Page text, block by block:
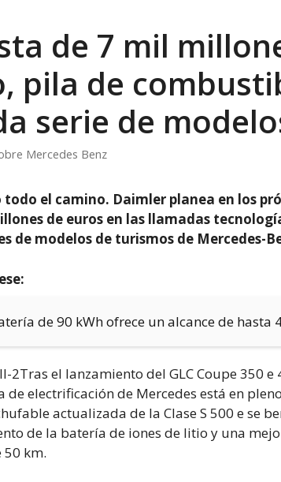
de 7 mil
pila de
serie de
Mercedes Benz
todo el camino. Daimler planea en los
de euros en las llamadas
de modelos de turismos de Mercedes-
de 90 kWh ofrece un alcance de hasta
Tras el lanzamiento del GLC Coupe 350
de electrificación de Mercedes está en
actualizada de la Clase S 500 e se
de la batería de iones de litio y una
50 km.